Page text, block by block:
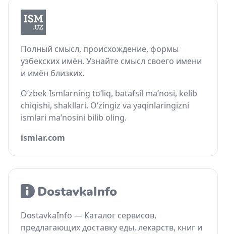
Полный смысл, происхождение, формы
узбекских имён. Узнайте смысл своего имени
и имён близких.
O‘zbek Ismlarning to‘liq, batafsil ma’nosi, kelib
chiqishi, shakllari. O‘zingiz va yaqinlaringizni
ismlari ma’nosini bilib oling.
ismlar.com
DostavkaInfo — Каталог сервисов,
предлагающих доставку еды, лекарств, книг и